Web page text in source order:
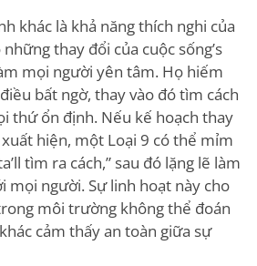
khác là khả năng thích nghi của
thay đổi của cuộc sống’s
mọi người yên tâm. Họ hiếm
bất ngờ, thay vào đó tìm cách
thứ ổn định. Nếu kế hoạch thay
hiện, một Loại 9 có thể mỉm
’ll tìm ra cách,” sau đó lặng lẽ làm
mọi người. Sự linh hoạt này cho
môi trường không thể đoán
cảm thấy an toàn giữa sự